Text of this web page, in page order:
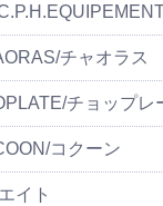
ナ
.ピー.エイチ イク
チャオラス
チョップレ
コクーン
イト